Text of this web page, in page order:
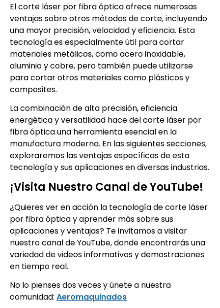
El corte láser por fibra óptica ofrece numerosas
ventajas sobre otros métodos de corte, incluyendo
una mayor precisión, velocidad y eficiencia. Esta
tecnología es especialmente útil para cortar
materiales metálicos, como acero inoxidable,
aluminio y cobre, pero también puede utilizarse
para cortar otros materiales como plásticos y
composites.
La combinación de alta precisión, eficiencia
energética y versatilidad hace del corte láser por
fibra óptica una herramienta esencial en la
manufactura moderna. En las siguientes secciones,
exploraremos las ventajas específicas de esta
tecnología y sus aplicaciones en diversas industrias.
¡Visita Nuestro Canal de YouTube!
¿Quieres ver en acción la tecnología de corte láser
por fibra óptica y aprender más sobre sus
aplicaciones y ventajas? Te invitamos a visitar
nuestro canal de YouTube, donde encontrarás una
variedad de videos informativos y demostraciones
en tiempo real.
No lo pienses dos veces y únete a nuestra
comunidad: Aeromaquinados